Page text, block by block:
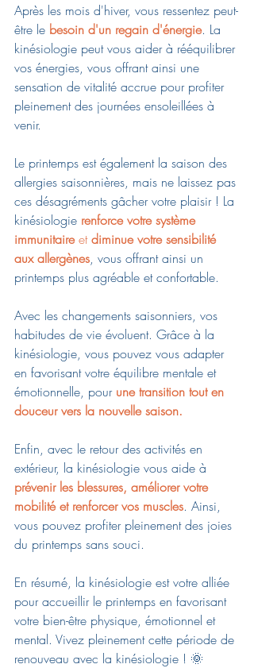
Après les mois d'hiver, vous ressentez peut-
être le besoin d'un regain d'énergie. La
kinésiologie peut vous aider à rééquilibrer
vos énergies, vous offrant ainsi une
sensation de vitalité accrue pour profiter
pleinement des journées ensoleillées à
venir.
Le printemps est également la saison des
allergies saisonnières, mais ne laissez pas
ces désagréments gâcher votre plaisir ! La
kinésiologie renforce votre système
immunitaire et diminue votre sensibilité
aux allergènes, vous offrant ainsi un
printemps plus agréable et confortable.
Avec les changements saisonniers, vos
habitudes de vie évoluent. Grâce à la
kinésiologie, vous pouvez vous adapter
en favorisant votre équilibre mentale et
émotionnelle, pour une transition tout en
douceur vers la nouvelle saison.
Enfin, avec le retour des activités en
extérieur, la kinésiologie vous aide à
prévenir les blessures, améliorer votre
mobilité et renforcer vos muscles. Ainsi,
vous pouvez profiter pleinement des joies
du printemps sans souci.
En résumé, la kinésiologie est votre alliée
pour accueillir le printemps en favorisant
votre bien-être physique, émotionnel et
mental. Vivez pleinement cette période de
renouveau avec la kinésiologie ! 🌞